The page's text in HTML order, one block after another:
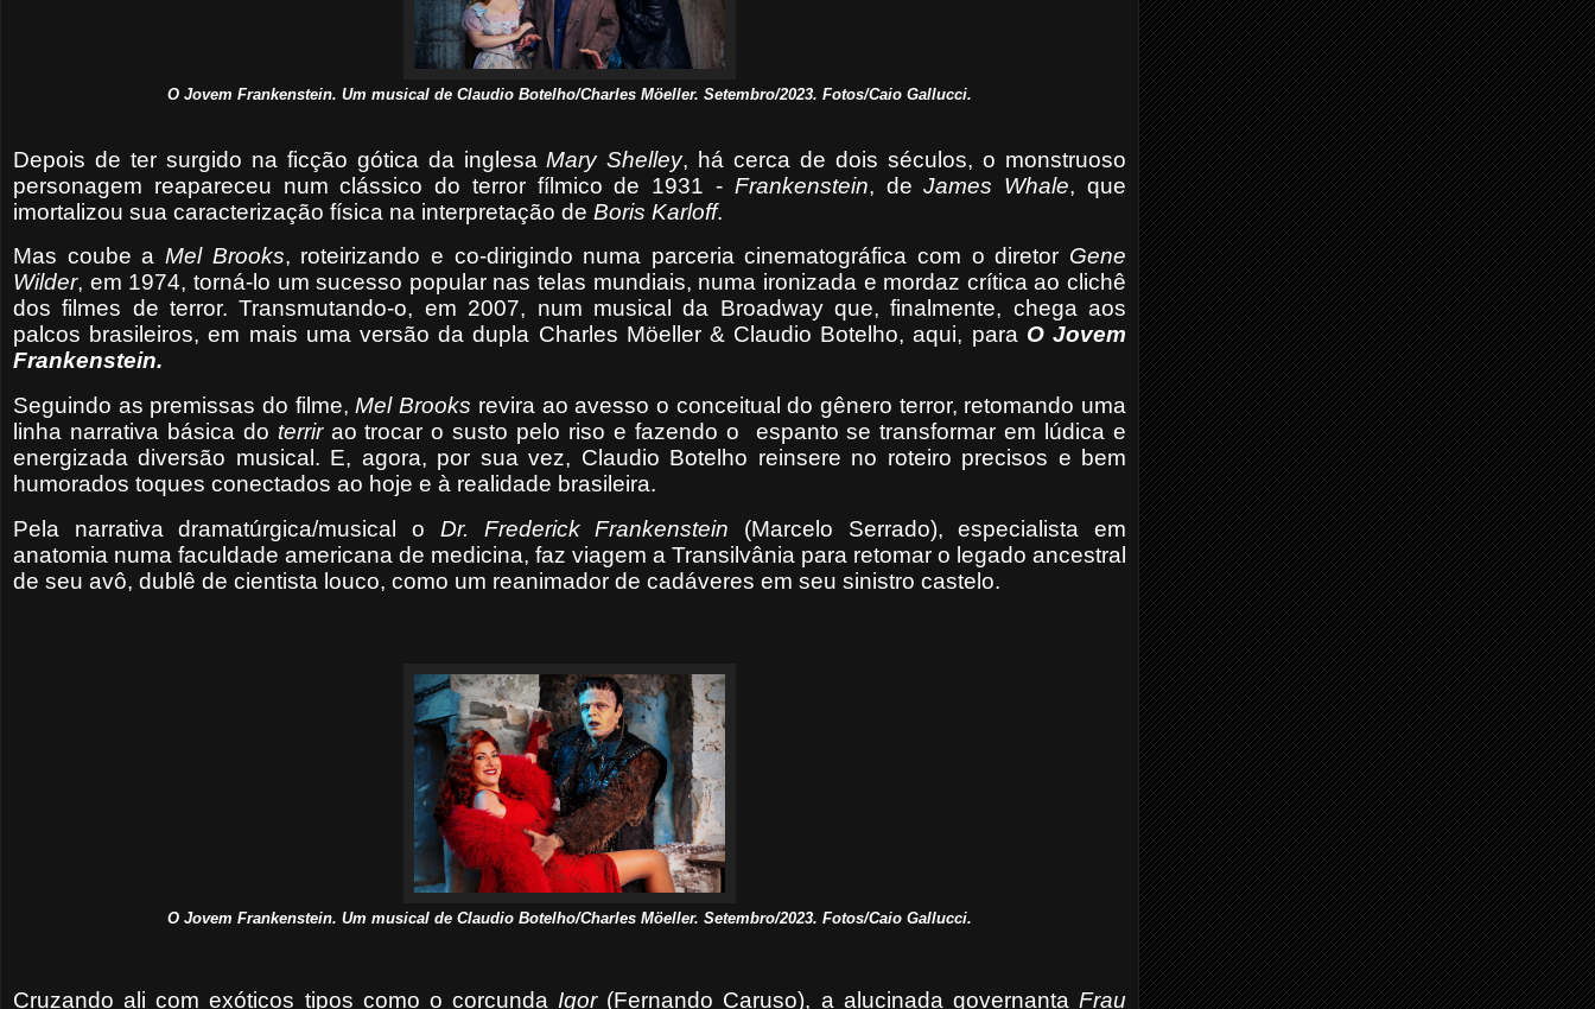
O Jovem Frankenstein. Um musical de Claudio Botelho/Charles Möeller. Setembro/2023. Fotos/Caio Gallucci.
Depois de ter surgido na ficção gótica da inglesaMary Shelley, há cerca de dois séculos, o monstruoso
personagem reapareceu num clássico do terror fílmico de 1931 - Frankenstein, deJames Whale, que
imortalizou sua caracterização física na interpretação de Boris Karloff.
Mas coube a Mel Brooks, roteirizando e co-dirigindo numa parceria cinematográfica com o diretor Gene
Wilder, em 1974, torná-lo um sucesso popular nas telas mundiais, numa ironizada e mordaz crítica ao clichê
dos filmes de terror. Transmutando-o, em 2007, num musical da Broadway que, finalmente, chega aos
palcos brasileiros, em mais uma versão da dupla Charles Möeller & Claudio Botelho, aqui, para O Jovem
Frankenstein.
Seguindo as premissas do filme,Mel Brooks revira ao avesso o conceitual do gênero terror, retomando uma
linha narrativa básica do terrir ao trocaro susto pelo riso e fazendo o
espanto se transformar em lúdica e
energizada diversão musical. E, agora, por sua vez, Claudio Botelho reinsere no roteiro precisos e bem
humorados toques conectados ao hoje e à realidade brasileira.
Pela narrativa dramatúrgica/musical o Dr. Frederick Frankenstein (Marcelo Serrado), especialista em
anatomia numa faculdade americana de medicina, faz viagem a Transilvânia para retomar o legado ancestral
de seu avô, dublê de cientista louco, como um reanimador de cadáveres em seu sinistro castelo.
O Jovem Frankenstein. Um musical de Claudio Botelho/Charles Möeller. Setembro/2023. Fotos/Caio Gallucci.
Cruzando ali com exóticos tipos como o corcunda Igor(Fernando Caruso), a alucinada governantaFrau